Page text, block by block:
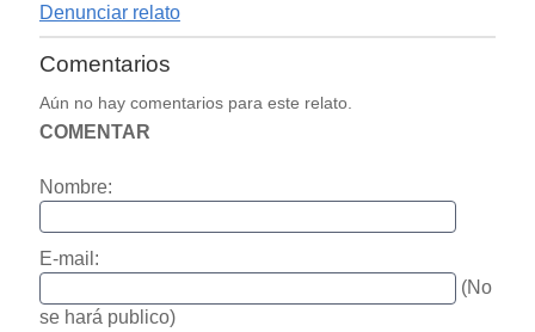
Denunciar relato
Comentarios
Aún no hay comentarios para este relato.
COMENTAR
Nombre:
E-mail:
(No
se hará publico)